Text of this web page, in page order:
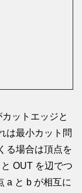
ットエッジと
は最小カット問
る場合は頂点を
OUT を辺でつ
a と b が相互に